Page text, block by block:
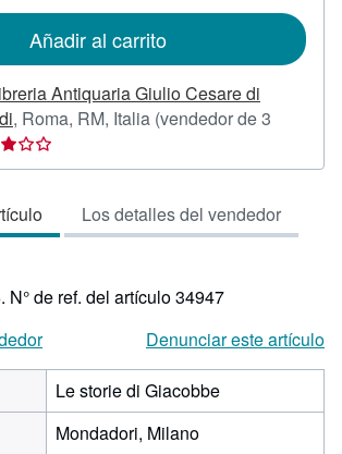
envío
Añadir al carrito
Antiquaria Giulio Cesare di
, Roma, RM, Italia (vendedor de 3
Los detalles del vendedor
N° de ref. del artículo 34947
Denunciar este artículo
Le storie di Giacobbe
Mondadori, Milano